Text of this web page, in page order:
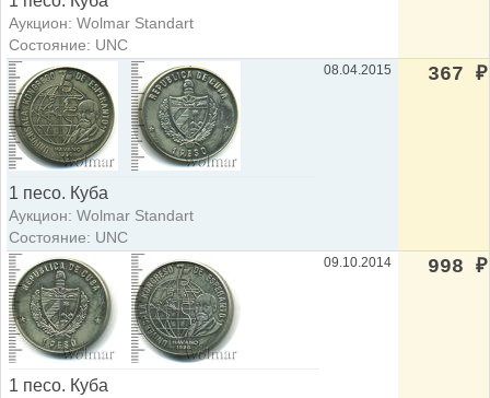
Аукцион: Wolmar Standart
Состояние: UNC
1 песо. Куба
Аукцион: Wolmar Standart
Состояние: UNC
08.04.2015 367 ₽
1 песо. Куба
09.10.2014 998 ₽